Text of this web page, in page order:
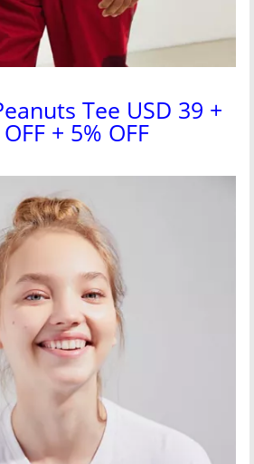
Tee USD 39 +
+ 5% OFF